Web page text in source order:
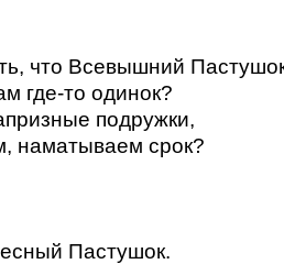
что Всевышний
где-то одинок?
подружки,
наматываем срок?
Пастушок.